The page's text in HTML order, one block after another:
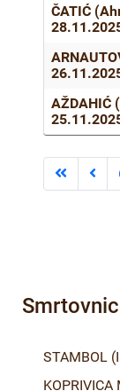
ČATIĆ
AŽDAHIĆ
STAMBOL